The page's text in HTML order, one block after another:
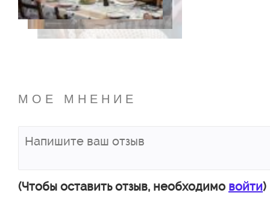
МОЕ МНЕНИЕ
(Чтобы оставить отзыв, необходимо войти)